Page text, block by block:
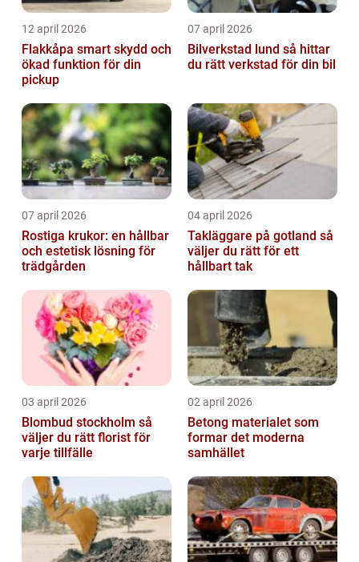
12 april 2026
Flakkåpa smart skydd och
ökad funktion för din
pickup
07 april 2026
Bilverkstad lund så hittar
du rätt verkstad för din bil
07 april 2026
Rostiga krukor: en hållbar
och estetisk lösning för
trädgården
04 april 2026
Takläggare på gotland så
väljer du rätt för ett
hållbart tak
03 april 2026
Blombud stockholm så
väljer du rätt florist för
varje tillfälle
02 april 2026
Betong materialet som
formar det moderna
samhället